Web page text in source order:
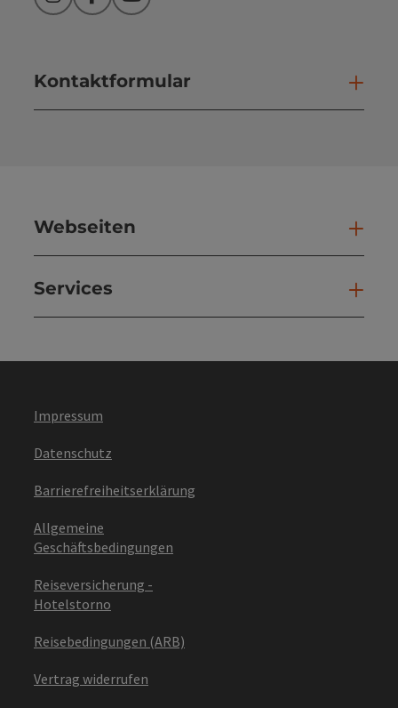
InstagramFacebookYouTube
Kontaktformular
Webseiten
Services
Impressum
Datenschutz
Barrierefreiheitserklärung
Allgemeine
Geschäftsbedingungen
Reiseversicherung -
Hotelstorno
Reisebedingungen (ARB)
Vertrag widerrufen